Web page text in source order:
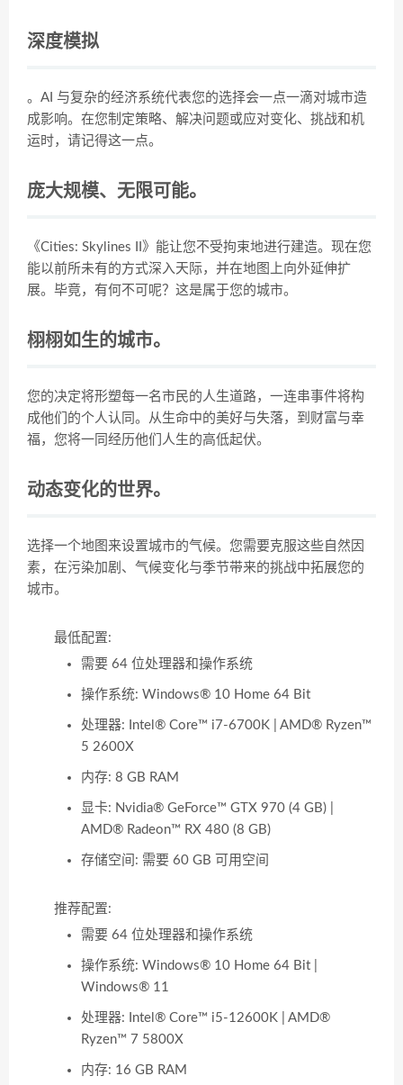
深度模拟
。AI 与复杂的经济系统代表您的选择会一点一滴对城市造
成影响。在您制定策略、解决问题或应对变化、挑战和机
运时，请记得这一点。
庞大规模、无限可能。
《Cities: Skylines II》能让您不受拘束地进行建造。现在您
能以前所未有的方式深入天际，并在地图上向外延伸扩
展。毕竟，有何不可呢？这是属于您的城市。
栩栩如生的城市。
您的决定将形塑每一名市民的人生道路，一连串事件将构
成他们的个人认同。从生命中的美好与失落，到财富与幸
福，您将一同经历他们人生的高低起伏。
动态变化的世界。
选择一个地图来设置城市的气候。您需要克服这些自然因
素，在污染加剧、气候变化与季节带来的挑战中拓展您的
城市。
最低配置:
需要 64 位处理器和操作系统
操作系统: Windows® 10 Home 64 Bit
处理器: Intel® Core™ i7-6700K | AMD® Ryzen™
5 2600X
内存: 8 GB RAM
显卡: Nvidia® GeForce™ GTX 970 (4 GB) |
AMD® Radeon™ RX 480 (8 GB)
存储空间: 需要 60 GB 可用空间
推荐配置:
需要 64 位处理器和操作系统
操作系统: Windows® 10 Home 64 Bit |
Windows® 11
处理器: Intel® Core™ i5-12600K | AMD®
Ryzen™ 7 5800X
内存: 16 GB RAM